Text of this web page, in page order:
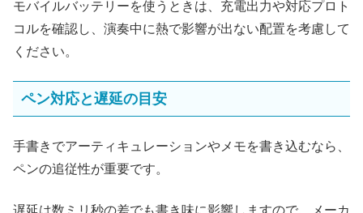
モバイルバッテリーを使うときは、充電出力や対応プロト
コルを確認し、演奏中に熱で影響が出ない配置を考慮して
ください。
ペン対応と遅延の目安
手書きでアーティキュレーションやメモを書き込むなら、
ペンの追従性が重要です。
遅延は数ミリ秒の差でも書き味に影響しますので、メーカ